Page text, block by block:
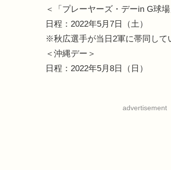
＜「プレーヤーズ・デーin G球
日程：2022年5月7日（土）
※秋広選手が当日2軍に帯同して
＜沖縄デー＞
日程：2022年5月8日（日）
advertisement